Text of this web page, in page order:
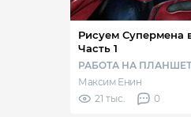
Рисуем Супермена
Часть 1
РАБОТА НА
Максим Енин
21 тыс.
0